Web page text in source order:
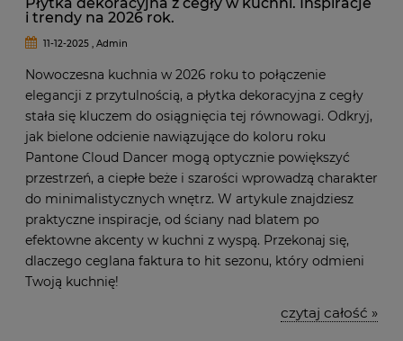
i trendy na 2026 rok.
11-12-2025 , Admin
Nowoczesna kuchnia w 2026 roku to połączenie
elegancji z przytulnością, a płytka dekoracyjna z cegły
stała się kluczem do osiągnięcia tej równowagi. Odkryj,
jak bielone odcienie nawiązujące do koloru roku
Pantone Cloud Dancer mogą optycznie powiększyć
przestrzeń, a ciepłe beże i szarości wprowadzą charakter
do minimalistycznych wnętrz. W artykule znajdziesz
praktyczne inspiracje, od ściany nad blatem po
efektowne akcenty w kuchni z wyspą. Przekonaj się,
dlaczego ceglana faktura to hit sezonu, który odmieni
Twoją kuchnię!
czytaj całość »